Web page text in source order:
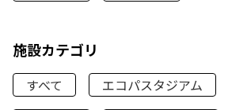
施設カテゴリ
すべて エコパスタジアム